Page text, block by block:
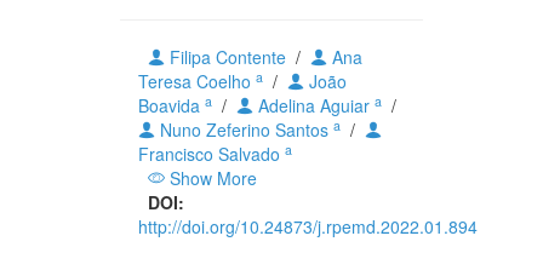
Filipa Contente /
Ana
Teresa Coelho a /
João
Boavida a / Adelina Aguiar a /
Nuno Zeferino Santos a /
Francisco Salvado a
Show More
DOI:
http://doi.org/10.24873/j.rpemd.2022.01.894